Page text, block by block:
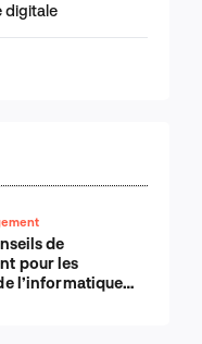
digitale
de
pour les
l’informatique